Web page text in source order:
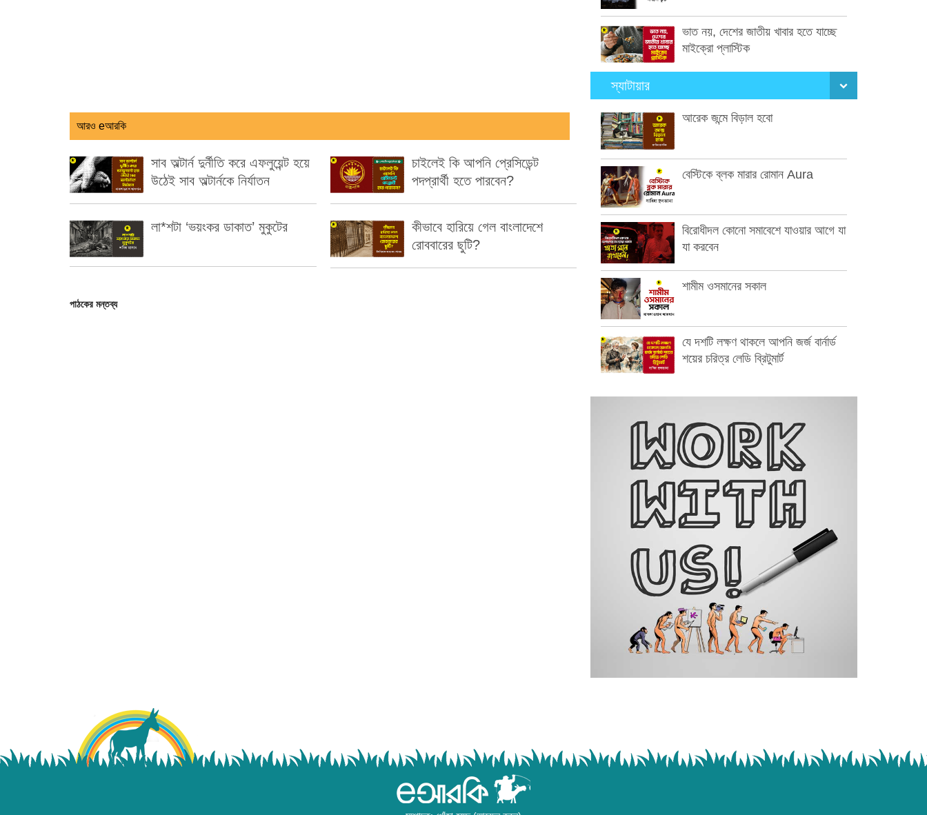
আরও eআরকি
সাব অল্টার্ন দুর্নীতি করে এফলুয়েন্ট হয়ে
উঠেই সাব অল্টার্নকে নির্যাতন
লা*শটা ‘ভয়ংকর ডাকাত’ মুকুটের
চাইলেই কি আপনি প্রেসিডেন্ট
পদপ্রার্থী হতে পারবেন?
কীভাবে হারিয়ে গেল বাংলাদেশে
রোববারের ছুটি?
পাঠকের মন্তব্য
ভাত নয়, দেশের জাতীয় খাবার হতে যাচ্ছে
মাইক্রো প্লাস্টিক
স্যাটায়ার
আরেক জন্মে বিড়াল হবো
বেস্টিকে ব্লক মারার রোমান Aura
বিরোধীদল কোনো সমাবেশে যাওয়ার আগে যা
যা করবেন
শামীম ওসমানের সকাল
যে দশটি লক্ষণ থাকলে আপনি জর্জ বার্নার্ড
শয়ের চরিত্র লেডি ব্রিটুমার্ট